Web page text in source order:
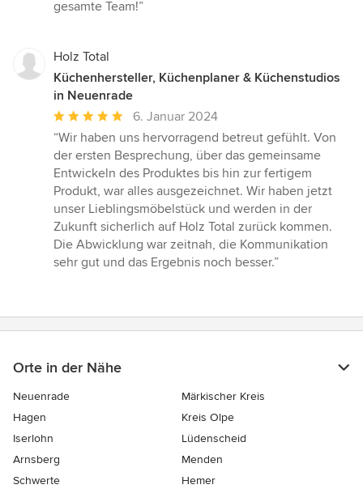
gesamte Team!”
Holz Total
Küchenhersteller, Küchenplaner & Küchenstudios
in Neuenrade
Durchschnittliche
Bewertung:
5
von
5
Sternen
6. Januar 2024
“Wir haben uns hervorragend betreut gefühlt. Von
der ersten Besprechung, über das gemeinsame
Entwickeln des Produktes bis hin zur fertigem
Produkt, war alles ausgezeichnet. Wir haben jetzt
unser Lieblingsmöbelstück und werden in der
Zukunft sicherlich auf Holz Total zurück kommen.
Die Abwicklung war zeitnah, die Kommunikation
sehr gut und das Ergebnis noch besser.”
Orte in der Nähe
Neuenrade
Märkischer Kreis
Hagen
Kreis Olpe
Iserlohn
Lüdenscheid
Arnsberg
Menden
Schwerte
Hemer